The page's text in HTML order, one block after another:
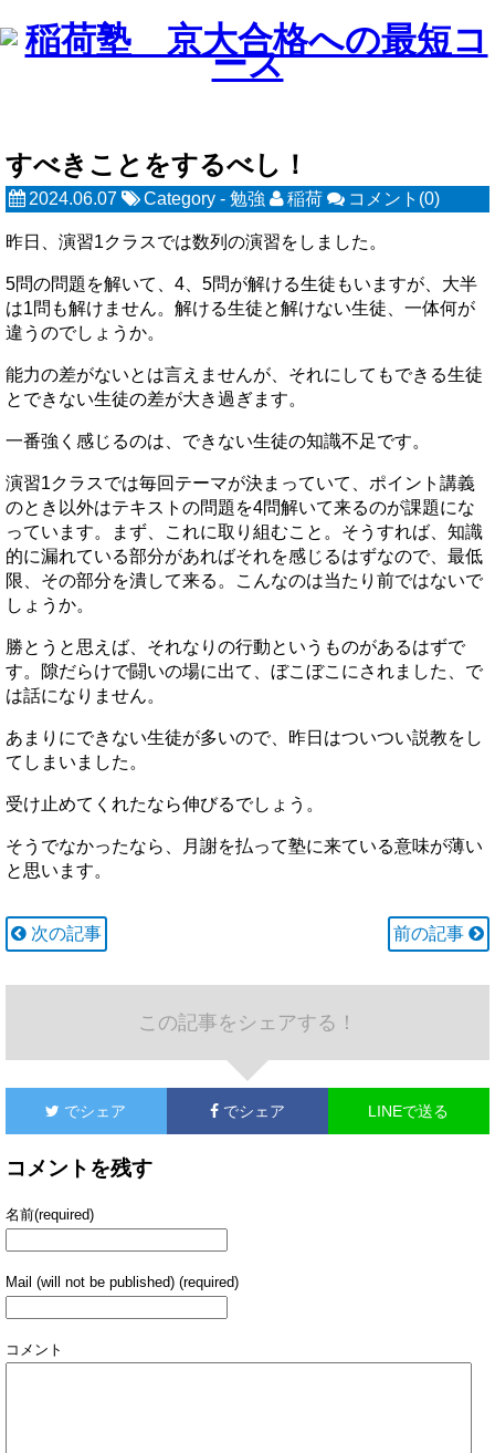
すべきことをするべし！
2024.06.07 Category - 勉強 稲荷 コメント(0)
昨日、演習1クラスでは数列の演習をしました。
5問の問題を解いて、4、5問が解ける生徒もいますが、大半
は1問も解けません。解ける生徒と解けない生徒、一体何が
違うのでしょうか。
能力の差がないとは言えませんが、それにしてもできる生徒
とできない生徒の差が大き過ぎます。
一番強く感じるのは、できない生徒の知識不足です。
演習1クラスでは毎回テーマが決まっていて、ポイント講義
のとき以外はテキストの問題を4問解いて来るのが課題にな
っています。まず、これに取り組むこと。そうすれば、知識
的に漏れている部分があればそれを感じるはずなので、最低
限、その部分を潰して来る。こんなのは当たり前ではないで
しょうか。
勝とうと思えば、それなりの行動というものがあるはずで
す。隙だらけで闘いの場に出て、ぼこぼこにされました、で
は話になりません。
あまりにできない生徒が多いので、昨日はついつい説教をし
てしまいました。
受け止めてくれたなら伸びるでしょう。
そうでなかったなら、月謝を払って塾に来ている意味が薄い
と思います。
次の記事 前の記事
この記事をシェアする！
でシェア でシェア LINEで送る
コメントを残す
名前(required)
Mail (will not be published) (required)
コメント